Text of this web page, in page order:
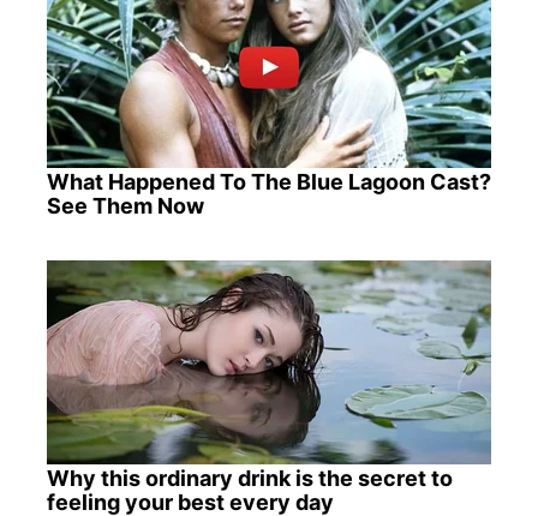
What Happened To The Blue Lagoon Cast?
See Them Now
Why this ordinary drink is the secret to
feeling your best every day